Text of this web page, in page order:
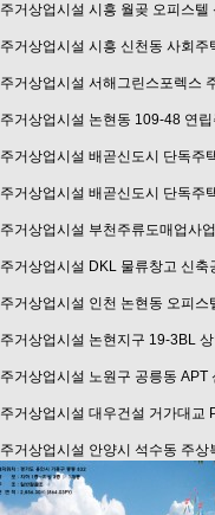
주거상업시설 시흥 월곶 오피스텔
주거상업시설 시흥 신천동 사회주
주거상업시설 서해그린스포렉스
주거상업시설 논현동 109-48 연립
주거상업시설 배곧신도시 단독주
주거상업시설 배곧신도시 단독주
주거상업시설 부천주류도매업사
주거상업시설 DKL 물류창고 신축
주거상업시설 인천 논현동 오피스
주거상업시설 논현지구 19-3BL
주거상업시설 노원구 공릉동 APT
주거상업시설 대우건설 거가대교
주거상업시설 안양시 석수동 주상